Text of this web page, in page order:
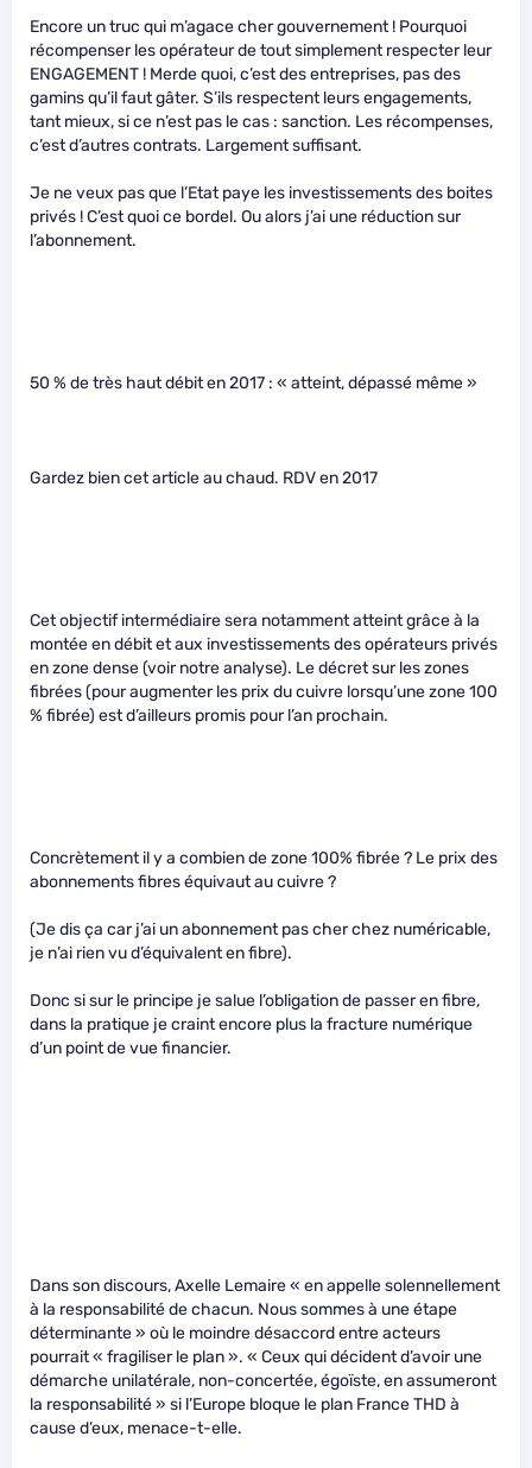
Encore un truc qui m’agace cher gouvernement ! Pourquoi
récompenser les opérateur de tout simplement respecter leur
ENGAGEMENT ! Merde quoi, c’est des entreprises, pas des
gamins qu’il faut gâter. S’ils respectent leurs engagements,
tant mieux, si ce n’est pas le cas : sanction. Les récompenses,
c’est d’autres contrats. Largement suffisant.
Je ne veux pas que l’Etat paye les investissements des boites
privés ! C’est quoi ce bordel. Ou alors j’ai une réduction sur
l’abonnement.
50 % de très haut débit en 2017 : « atteint, dépassé même »
Gardez bien cet article au chaud. RDV en 2017
Cet objectif intermédiaire sera notamment atteint grâce à la
montée en débit et aux investissements des opérateurs privés
en zone dense (voir notre analyse). Le décret sur les zones
fibrées (pour augmenter les prix du cuivre lorsqu’une zone 100
% fibrée) est d’ailleurs promis pour l’an prochain.
Concrètement il y a combien de zone 100% fibrée ? Le prix des
abonnements fibres équivaut au cuivre ?
(Je dis ça car j’ai un abonnement pas cher chez numéricable,
je n’ai rien vu d’équivalent en fibre).
Donc si sur le principe je salue l’obligation de passer en fibre,
dans la pratique je craint encore plus la fracture numérique
d’un point de vue financier.
Dans son discours, Axelle Lemaire « en appelle solennellement
à la responsabilité de chacun. Nous sommes à une étape
déterminante » où le moindre désaccord entre acteurs
pourrait « fragiliser le plan ». « Ceux qui décident d’avoir une
démarche unilatérale, non-concertée, égoïste, en assumeront
la responsabilité » si l’Europe bloque le plan France THD à
cause d’eux, menace-t-elle.